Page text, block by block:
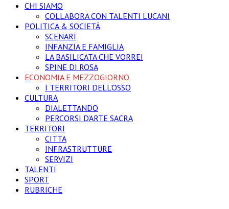
CHI SIAMO
COLLABORA CON TALENTI LUCANI
POLITICA & SOCIETÁ
SCENARI
INFANZIA E FAMIGLIA
LA BASILICATA CHE VORREI
SPINE DI ROSA
ECONOMIA E MEZZOGIORNO
I TERRITORI DELL’OSSO
CULTURA
DIALETTANDO
PERCORSI D’ARTE SACRA
TERRITORI
CITTA
INFRASTRUTTURE
SERVIZI
TALENTI
SPORT
RUBRICHE